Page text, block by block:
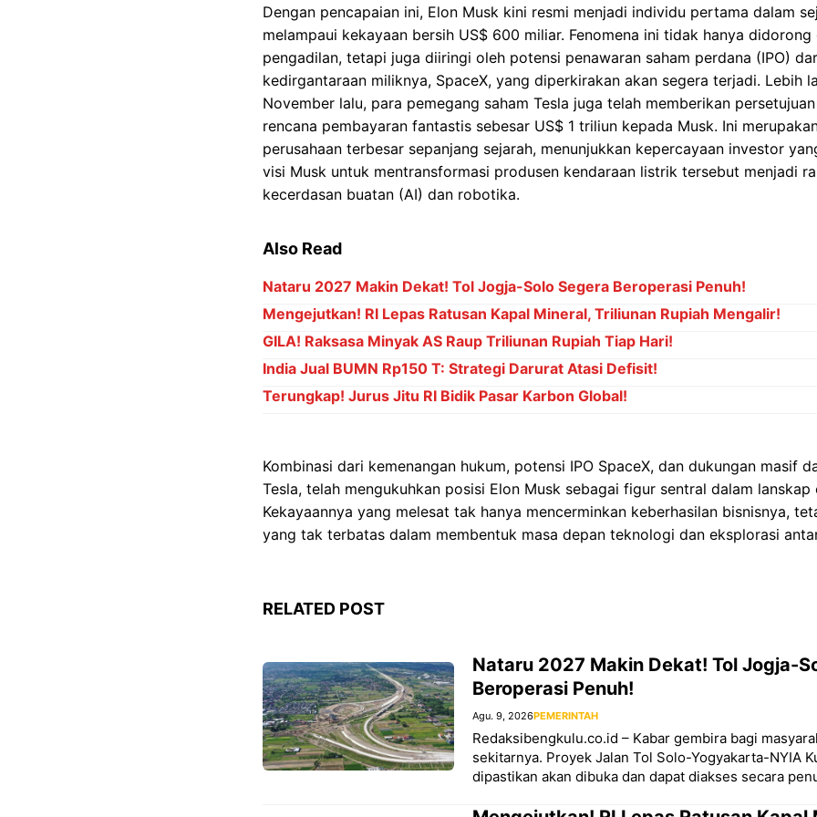
Dengan pencapaian ini, Elon Musk kini resmi menjadi individu pertama dalam
melampaui kekayaan bersih US$ 600 miliar. Fenomena ini tidak hanya
pengadilan, tetapi juga diiringi oleh potensi penawaran saham perdana (IPO)
kedirgantaraan miliknya, SpaceX, yang diperkirakan akan segera terjadi. Lebih
November lalu, para pemegang saham Tesla juga telah memberikan
rencana pembayaran fantastis sebesar US$ 1 triliun kepada Musk. Ini
perusahaan terbesar sepanjang sejarah, menunjukkan kepercayaan investor
visi Musk untuk mentransformasi produsen kendaraan listrik tersebut menjadi
kecerdasan buatan (AI) dan robotika.
Also Read
Nataru 2027 Makin Dekat! Tol Jogja-Solo Segera Beroperasi Penuh!
Mengejutkan! RI Lepas Ratusan Kapal Mineral, Triliunan Rupiah Mengalir!
GILA! Raksasa Minyak AS Raup Triliunan Rupiah Tiap Hari!
India Jual BUMN Rp150 T: Strategi Darurat Atasi Defisit!
Terungkap! Jurus Jitu RI Bidik Pasar Karbon Global!
Kombinasi dari kemenangan hukum, potensi IPO SpaceX, dan dukungan masif
Tesla, telah mengukuhkan posisi Elon Musk sebagai figur sentral dalam
Kekayaannya yang melesat tak hanya mencerminkan keberhasilan bisnisnya,
yang tak terbatas dalam membentuk masa depan teknologi dan eksplorasi
RELATED POST
Nataru 2027 Makin Dekat! Tol Jogja-
Beroperasi Penuh!
Agu. 9, 2026PEMERINTAH
Redaksibengkulu.co.id – Kabar gembira bagi
sekitarnya. Proyek Jalan Tol Solo-Yogyakarta-NYIA
dipastikan akan dibuka dan dapat diakses secara